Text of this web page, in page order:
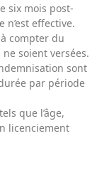
six mois post-
effective.
compter du
soient versées.
sont
par période
que l’âge,
licenciement